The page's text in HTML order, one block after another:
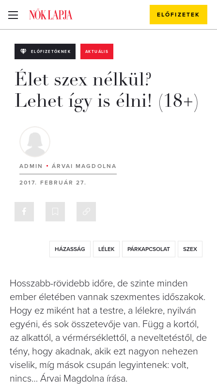
ELŐFIZETEK
ELŐFIZETŐKNEK AKTUÁLIS
Élet szex nélkül?
Lehet így is élni! (18+)
ADMIN ÁRVAI MAGDOLNA
2017. FEBRUÁR 27.
HÁZASSÁG LÉLEK PÁRKAPCSOLAT SZEX
Hosszabb-rövidebb időre, de szinte minden
ember életében vannak szexmentes időszakok.
Hogy ez miként hat a testre, a lélekre, nyilván
egyéni, és sok összetevője van. Függ a kortól,
az alkattól, a vérmérséklettől, a neveltetéstől, de
tény, hogy akadnak, akik ezt nagyon nehezen
viselik, míg mások csupán legyintenek: volt,
nincs… Árvai Magdolna írása.